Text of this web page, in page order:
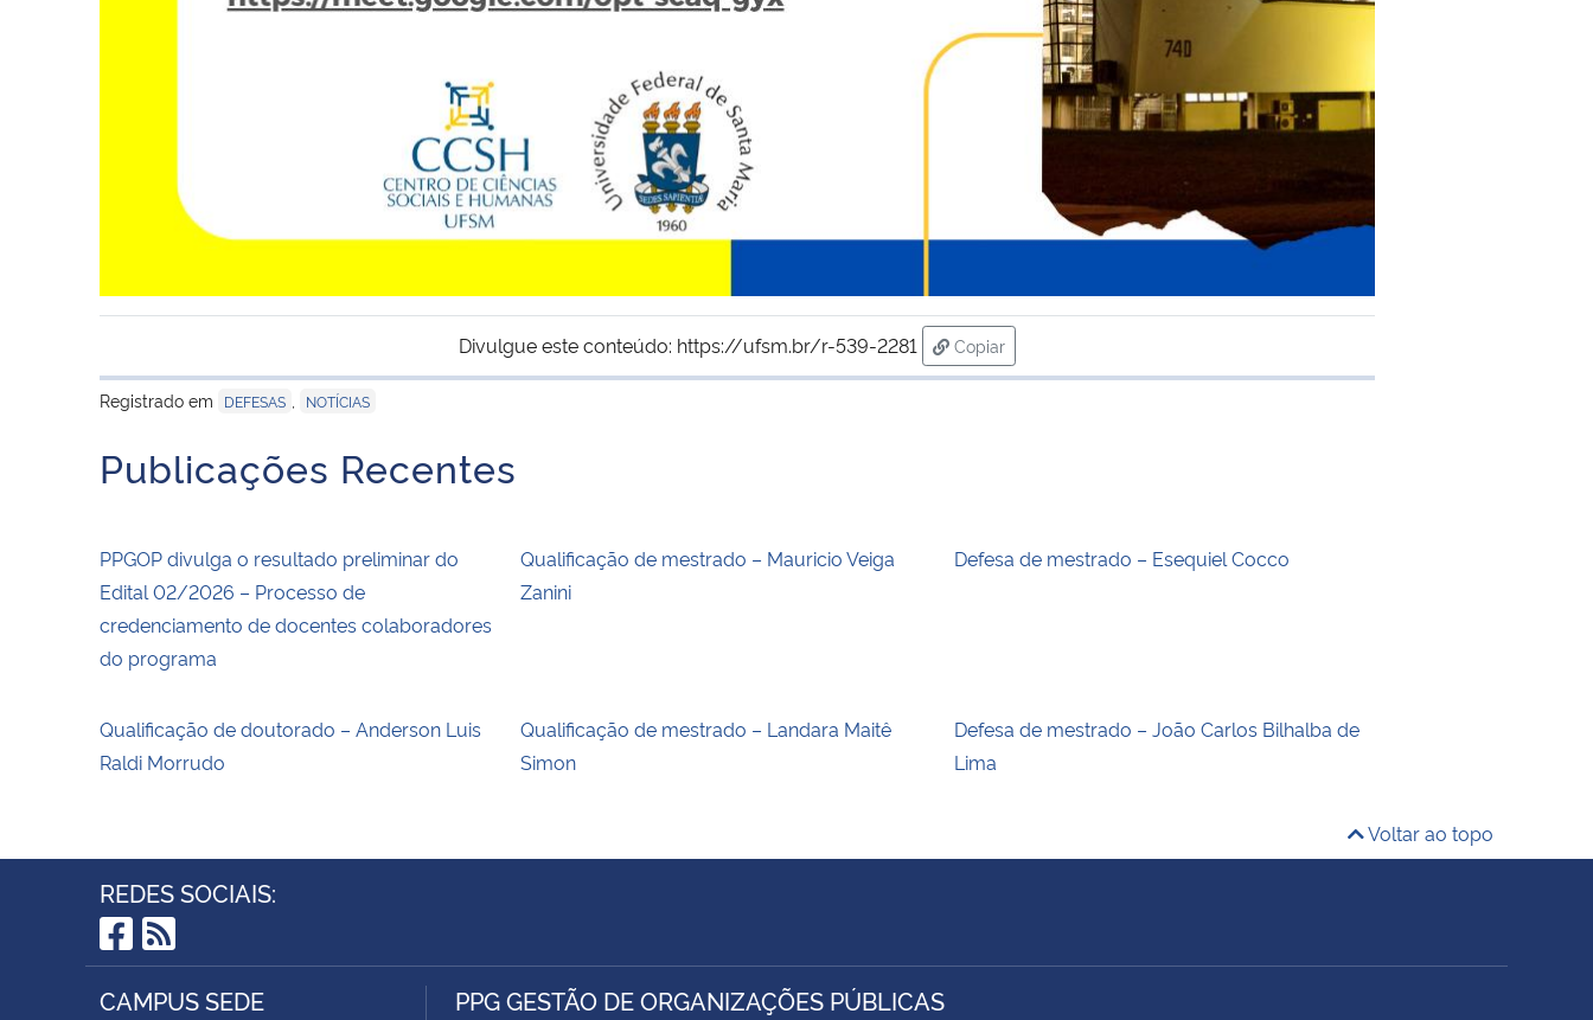
Divulgue este conteúdo: https://ufsm.br/r-539-2281
Copiar
para área de transferência
Registrado em
DEFESAS NOTÍCIAS
Publicações Recentes
PPGOP divulga o resultado preliminar do
Edital 02/2026 – Processo de
credenciamento de docentes colaboradores
do programa
Qualificação de mestrado – Mauricio Veiga
Zanini
Defesa de mestrado – Esequiel Cocco
Qualificação de doutorado – Anderson Luis
Raldi Morrudo
Qualificação de mestrado – Landara Maitê
Simon
Defesa de mestrado – João Carlos Bilhalba de
Lima
Voltar ao topo
REDES SOCIAIS:
Facebook
RSS
CAMPUS SEDE PPG GESTÃO DE ORGANIZAÇÕES PÚBLICAS